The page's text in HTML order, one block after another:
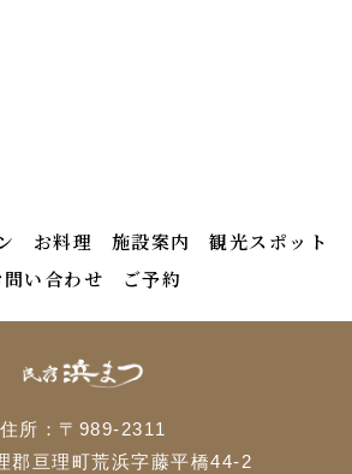
お料理 施設案内
観光スポット
問い合わせ
ご予約
住所：〒989-2311
郡亘理町荒浜字藤平橋44-2